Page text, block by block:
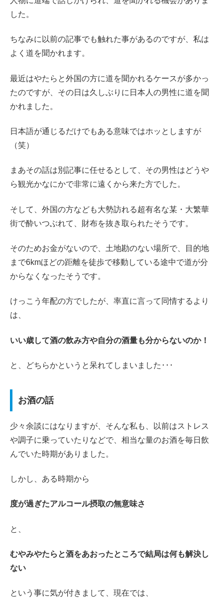
した。
ちなみに以前の記事でも触れた事があるのですが、私は
よく道を聞かれます。
最近はやたらと外国の方に道を聞かれるケースが多かっ
たのですが、その日は久しぶりに日本人の男性に道を聞
かれました。
日本語が通じるだけでもある意味ではホッとしますが
（笑）
まあその話は別記事に任せるとして、その男性はどうや
ら観光かなにかで非常に遠くから来た方でした。
そして、外国の方なども大勢訪れる超有名な某・大繁華
街で酔いつぶれて、財布を抜き取られたそうです。
そのためお金がないので、土地勘のない場所で、目的地
まで6kmほどの距離を徒歩で移動している途中で道が分
からなくなったそうです。
けっこう年配の方でしたが、率直に言って同情するより
は、
いい歳して酒の飲み方や自分の酒量も分からないのか！
と、どちらかというと呆れてしまいました･･･
お酒の話
少々余談にはなりますが、そんな私も、以前はストレス
や調子に乗っていたりなどで、相当な量のお酒を毎日飲
んでいた時期がありました。
しかし、ある時期から
度が過ぎたアルコール摂取の無意味さ
と、
むやみやたらと酒をあおったところで結局は何も解決し
ない
という事に気が付きまして、現在では、